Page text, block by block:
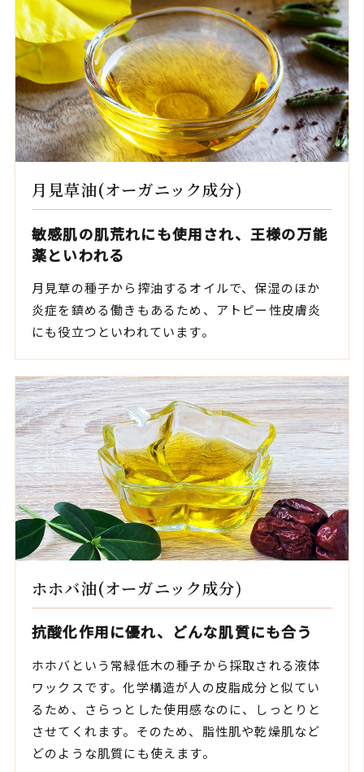
月見草油(オーガニック成分)
敏感肌の肌荒れにも使用され、王様の万能
薬といわれる
月見草の種子から搾油するオイルで、保湿のほか
炎症を鎮める働きもあるため、アトピー性皮膚炎
にも役立つといわれています。
ホホバ油(オーガニック成分)
抗酸化作用に優れ、どんな肌質にも合う
ホホバという常緑低木の種子から採取される液体
ワックスです。化学構造が人の皮脂成分と似てい
るため、さらっとした使用感なのに、しっとりと
させてくれます。そのため、脂性肌や乾燥肌など
どのような肌質にも使えます。